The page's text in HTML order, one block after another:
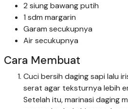
2 siung bawang putih
1 sdm margarin
Garam secukupnya
Air secukupnya
Cara Membuat
Cuci bersih daging sapi lalu
serat agar teksturnya lebih
Setelah itu, marinasi daging